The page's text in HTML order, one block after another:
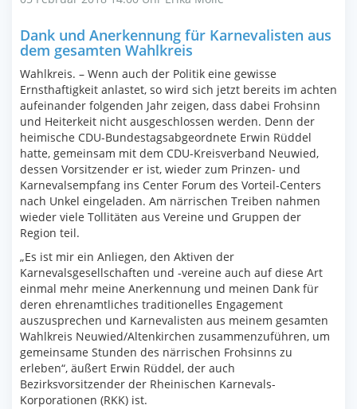
Dank und Anerkennung für Karnevalisten aus
dem gesamten Wahlkreis
Wahlkreis. – Wenn auch der Politik eine gewisse
Ernsthaftigkeit anlastet, so wird sich jetzt bereits im achten
aufeinander folgenden Jahr zeigen, dass dabei Frohsinn
und Heiterkeit nicht ausgeschlossen werden. Denn der
heimische CDU-Bundestagsabgeordnete Erwin Rüddel
hatte, gemeinsam mit dem CDU-Kreisverband Neuwied,
dessen Vorsitzender er ist, wieder zum Prinzen- und
Karnevalsempfang ins Center Forum des Vorteil-Centers
nach Unkel eingeladen. Am närrischen Treiben nahmen
wieder viele Tollitäten aus Vereine und Gruppen der
Region teil.
„Es ist mir ein Anliegen, den Aktiven der
Karnevalsgesellschaften und -vereine auch auf diese Art
einmal mehr meine Anerkennung und meinen Dank für
deren ehrenamtliches traditionelles Engagement
auszusprechen und Karnevalisten aus meinem gesamten
Wahlkreis Neuwied/Altenkirchen zusammenzuführen, um
gemeinsame Stunden des närrischen Frohsinns zu
erleben“, äußert Erwin Rüddel, der auch
Bezirksvorsitzender der Rheinischen Karnevals-
Korporationen (RKK) ist.